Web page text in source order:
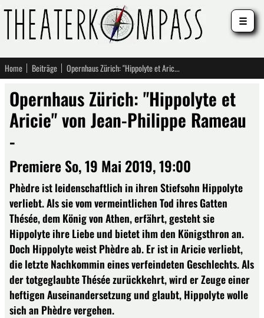
Home Beiträge Opernhaus Zürich: "Hippolyte et Aricie" von Jean-Philippe Rameau -
Opernhaus Zürich: "Hippolyte et
Aricie" von Jean-Philippe Rameau
-
Premiere So, 19 Mai 2019, 19:00
Phèdre ist leidenschaftlich in ihren Stiefsohn Hippolyte
verliebt. Als sie vom vermeintlichen Tod ihres Gatten
Thésée, dem König von Athen, erfährt, gesteht sie
Hippolyte ihre Liebe und bietet ihm den Königsthron an.
Doch Hippolyte weist Phèdre ab. Er ist in Aricie verliebt,
die letzte Nachkommin eines verfeindeten Geschlechts. Als
der totgeglaubte Thésée zurückkehrt, wird er Zeuge einer
heftigen Auseinandersetzung und glaubt, Hippolyte wolle
sich an Phèdre vergehen.
☰